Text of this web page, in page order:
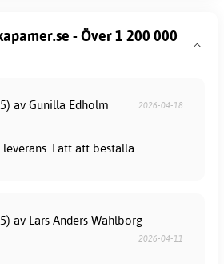
- Över 1 200 000
av Gunilla Edholm 2026-04-18
Lätt att beställa
av Lars Anders Wahlborg
2026-04-11